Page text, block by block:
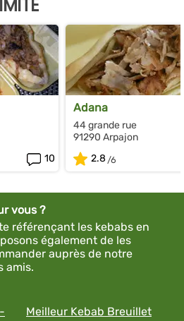
10
Adana
44 grande rue
91290 Arpajon
2.8
vous ?
référençant les kebabs en
également de les
auprès de notre
amis.
Meilleur Kebab Breuillet